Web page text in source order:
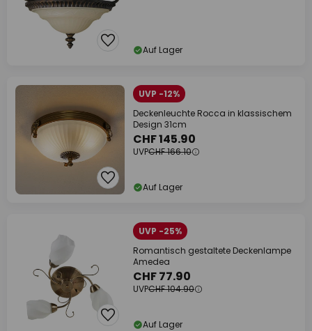
Auf Lager
UVP -12%
Deckenleuchte Rocca in klassischem
Design 31cm
CHF 145.90
UVPCHF 166.10
Auf Lager
UVP -25%
Romantisch gestaltete Deckenlampe
Amedea
CHF 77.90
UVPCHF 104.90
Auf Lager